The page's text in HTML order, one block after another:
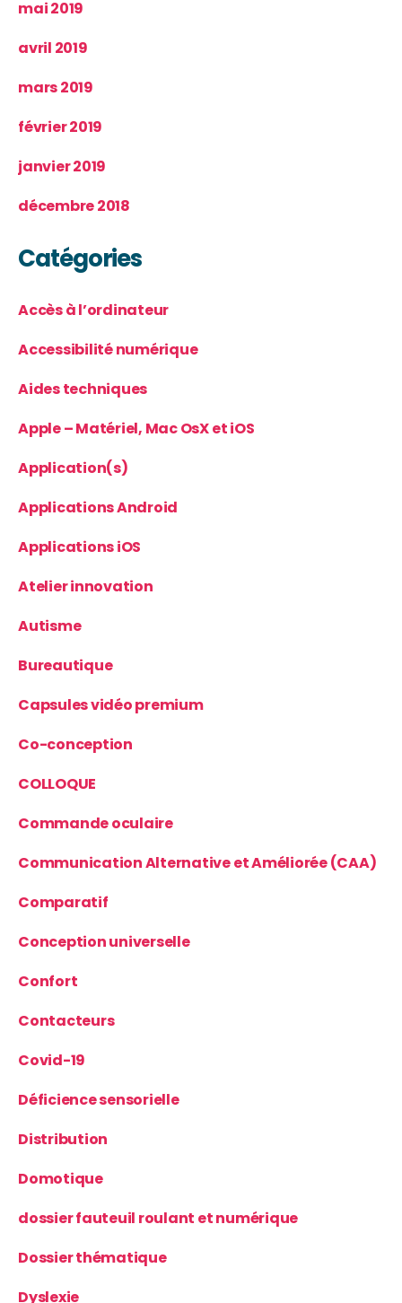
mai 2019
avril 2019
mars 2019
février 2019
janvier 2019
décembre 2018
Catégories
Accès à l’ordinateur
Accessibilité numérique
Aides techniques
Apple – Matériel, Mac OsX et iOS
Application(s)
Applications Android
Applications iOS
Atelier innovation
Autisme
Bureautique
Capsules vidéo premium
Co-conception
COLLOQUE
Commande oculaire
Communication Alternative et Améliorée (CAA)
Comparatif
Conception universelle
Confort
Contacteurs
Covid-19
Déficience sensorielle
Distribution
Domotique
dossier fauteuil roulant et numérique
Dossier thématique
Dyslexie